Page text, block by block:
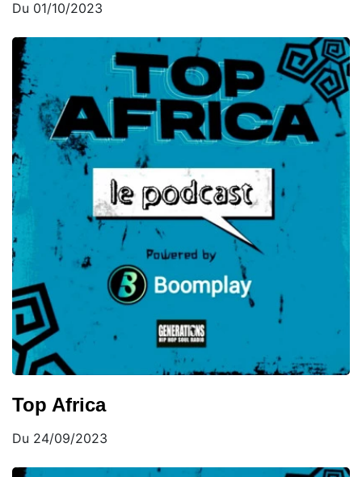
Du 01/10/2023
Top Africa
Du 24/09/2023